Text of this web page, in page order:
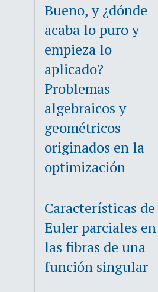
Bueno, y ¿dónde
acaba lo puro y
empieza lo
aplicado?
Problemas
algebraicos y
geométricos
originados en la
optimización
Características de
Euler parciales en
las fibras de una
función singular